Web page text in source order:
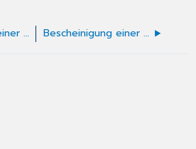
Bescheinigung einer Fehlgeburt, Frühgeburt oder Behinderung des Kindes ausfüllen Bescheinigung einer chronischen Erkrankung ausfüllen